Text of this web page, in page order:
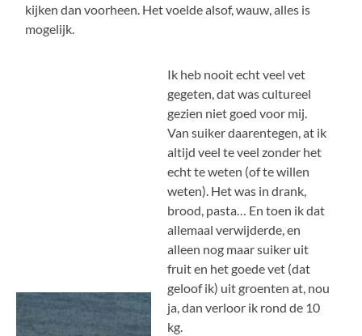
kijken dan voorheen. Het voelde alsof, wauw, alles is
mogelijk.
Ik heb nooit echt veel vet
gegeten, dat was cultureel
gezien niet goed voor mij.
Van suiker daarentegen, at ik
altijd veel te veel zonder het
echt te weten (of te willen
weten). Het was in drank,
brood, pasta… En toen ik dat
allemaal verwijderde, en
alleen nog maar suiker uit
fruit en het goede vet (dat
geloof ik) uit groenten at, nou
ja, dan verloor ik rond de 10
kg.